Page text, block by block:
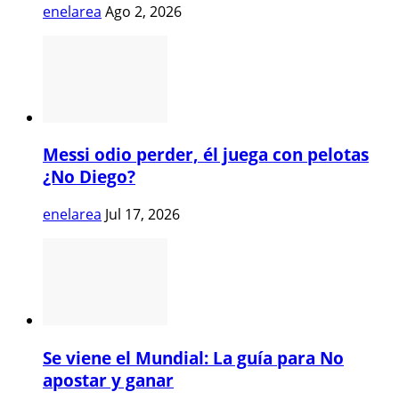
enelarea Ago 2, 2026
Messi odio perder, él juega con pelotas
¿No Diego?
enelarea Jul 17, 2026
Se viene el Mundial: La guía para No
apostar y ganar